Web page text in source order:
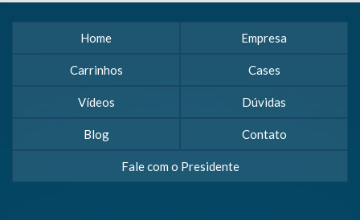
Home Empresa
Carrinhos Cases
Vídeos Dúvidas
Blog Contato
Fale com o Presidente